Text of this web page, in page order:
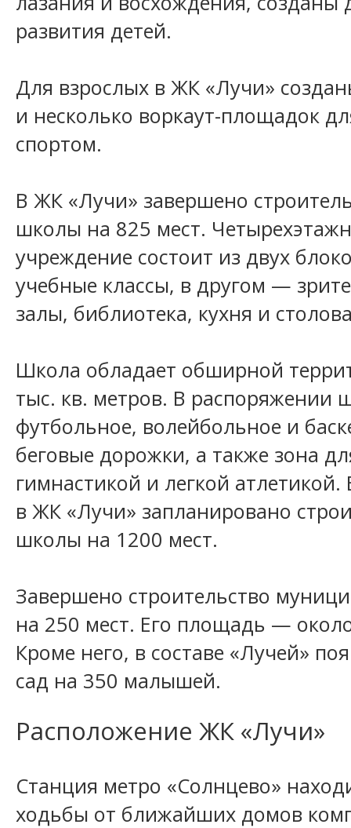
развития детей.
Для взрослых в ЖК «Лучи»
и несколько воркаут-площадок
спортом.
В ЖК «Лучи» завершено
школы на 825 мест.
учреждение состоит из двух
учебные классы, в другом —
залы, библиотека, кухня и
Школа обладает обширной
тыс. кв. метров. В распоряжении
футбольное, волейбольное и
беговые дорожки, а также зона
гимнастикой и легкой
в ЖК «Лучи» запланировано
школы на 1200 мест.
Завершено строительство
на 250 мест. Его площадь —
Кроме него, в составе «Лучей»
сад на 350 малышей.
Расположение ЖК «Лучи»
Станция метро «Солнцево»
ходьбы от ближайших домов